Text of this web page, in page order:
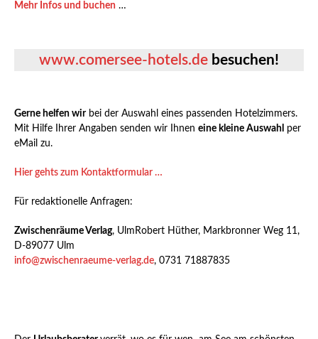
Mehr Infos und buchen …
www.comersee-hotels.de besuchen!
Gerne helfen wirbei der Auswahl eines passenden Hotelzimmers.
Mit Hilfe Ihrer Angaben senden wir Ihnen eine kleine Auswahl per
eMail zu.
Hier gehts zum Kontaktformular …
Für redaktionelle Anfragen:
Zwischenräume Verlag, UlmRobert Hüther, Markbronner Weg 11,
D-89077 Ulm
info@zwischenraeume-verlag.de, 0731 71887835